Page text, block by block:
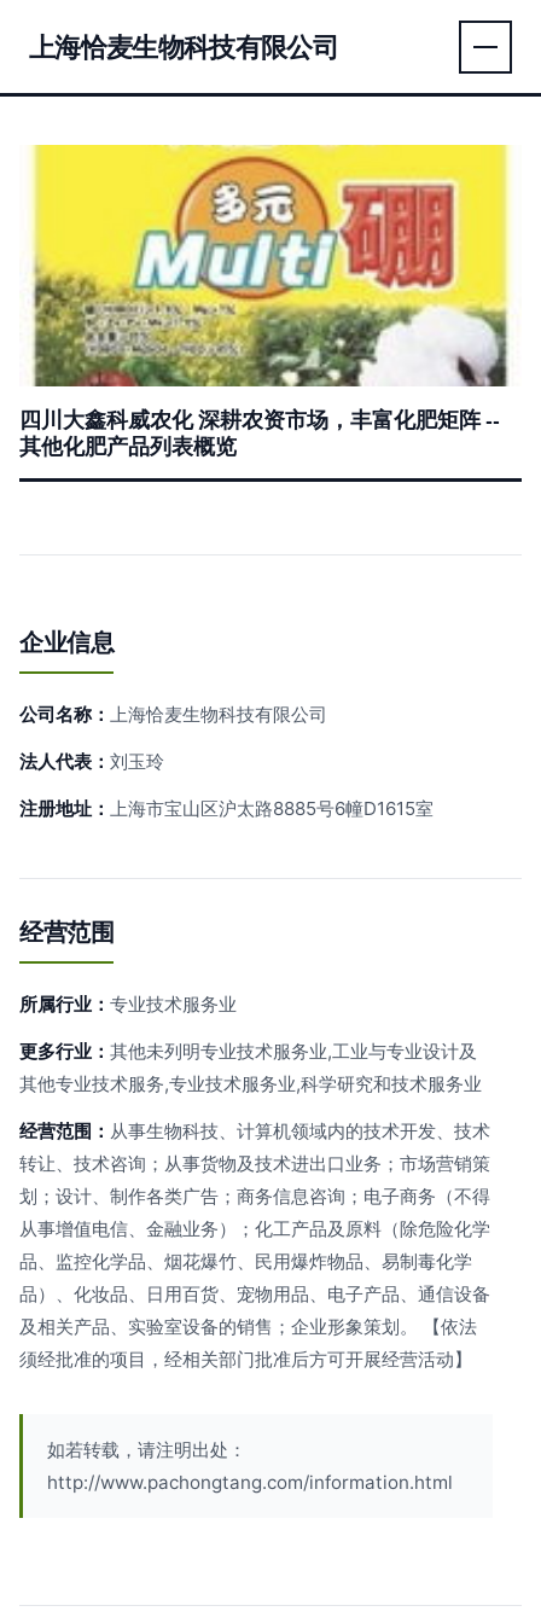
上海恰麦生物科技有限公司
四川大鑫科威农化 深耕农资市场，丰富化肥矩阵 --
其他化肥产品列表概览
企业信息
公司名称： 上海恰麦生物科技有限公司
法人代表： 刘玉玲
注册地址： 上海市宝山区沪太路8885号6幢D1615室
经营范围
所属行业： 专业技术服务业
更多行业： 其他未列明专业技术服务业,工业与专业设计及
其他专业技术服务,专业技术服务业,科学研究和技术服务业
经营范围： 从事生物科技、计算机领域内的技术开发、技术
转让、技术咨询；从事货物及技术进出口业务；市场营销策
划；设计、制作各类广告；商务信息咨询；电子商务（不得
从事增值电信、金融业务）；化工产品及原料（除危险化学
品、监控化学品、烟花爆竹、民用爆炸物品、易制毒化学
品）、化妆品、日用百货、宠物用品、电子产品、通信设备
及相关产品、实验室设备的销售；企业形象策划。 【依法
须经批准的项目，经相关部门批准后方可开展经营活动】
如若转载，请注明出处：
http://www.pachongtang.com/information.html